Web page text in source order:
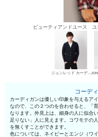
ビューティアンドユース ユ
ジュンレッド カーディガン
コーデ
カーディガンは優しい印象を与えるア
なので、この２つのを合わせると、「
なります。外見上は、細身の人に似合
足りない」人に見えます。コワモテの
を無くすことができます。
色については、ネイビーとエンジ（ワ